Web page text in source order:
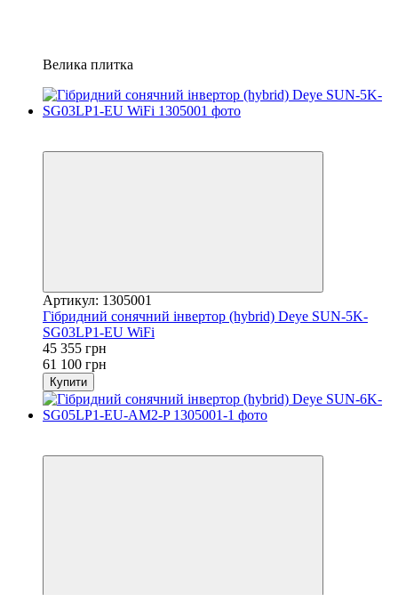
Велика плитка
Артикул: 1305001
Гібридний сонячний інвертор (hybrid) Deye SUN-5K-
SG03LP1-EU WiFi
45 355 грн
61 100 грн
Купити